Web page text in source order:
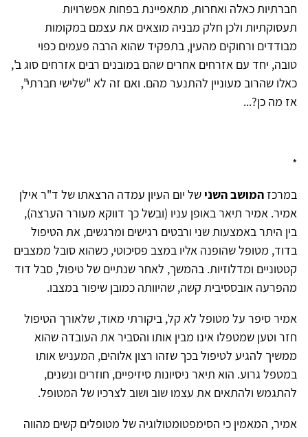
חברתיות כאלה ואחרות, מתאפיינת בפחות אפשרויות
תעסוקתיות ולכן חלק מבניה מוצאים את עצמם במקומות
מבודדים ורחוקים מהעין, בתפקיד שהוא הרבה פעמים כפוי
טובה, יחד עם אזרחים אחרים שהם במובנים רבים אזרחים סוג ב',
כאלו שהרוב מעוניין להתנער מהם. ואם זה לא "שלישי חברתי",
אז מה כן?...
*
במרכז המושב השני של יום העיון עמדה הרצאתו של ד"ר אילן
אמיר. אמיר תיאר באופן עניו (ובשל כך דווקא מעורר הערצה),
בין היתר באמצעות שני ורבטים רגישים ומרגשים, את הטיפול
בדוד, מטופל שהופנה אליו במצב פסיכוטי, כשהוא סובל ממצבים
קטטוניים ומדלוזיות. בהמשך, לאחר שנתיים של טיפול, סבל דוד
מהפרעה אובססיבית קשה, שהיוותה כמובן שיפור במצבו.
אמיר סיפר על מטופל לא קל, ביקורתי מאוד, שלאורך הטיפול
חזר וטען שמטפלו אינו מבין אותו והסביר את העובדה שהוא
ממשיך להגיע לטיפול בכך שזהו רצון אלוהים, המעניש אותו
במטפל גרוע. הוא תיאר ניסיונות סיזיפיים, חוזרים ונשנים,
להתגמש ולהתאים את עצמו שוב ושוב לצרכיו של המטופל.
אמיר, המאמין כי הסימפטומטולוגיה של מטופלים קשים מהווה